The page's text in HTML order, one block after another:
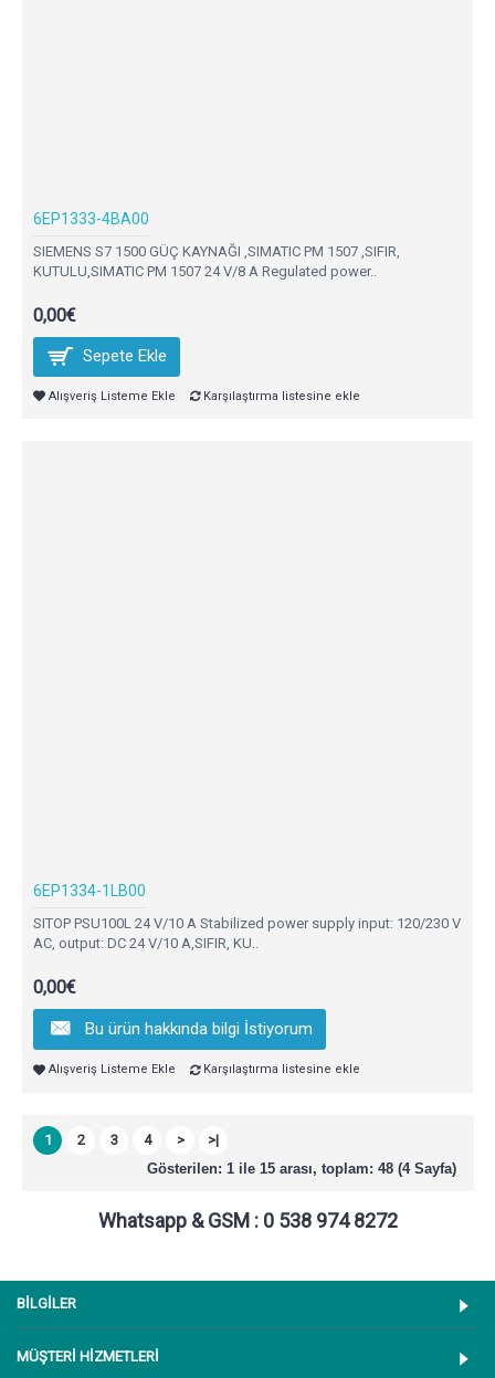
6EP1333-4BA00
SIEMENS S7 1500 GÜÇ KAYNAĞI ,SIMATIC PM 1507 ,SIFIR,
KUTULU,SIMATIC PM 1507 24 V/8 A Regulated power..
0,00€
Sepete Ekle
Alışveriş Listeme Ekle Karşılaştırma listesine ekle
6EP1334-1LB00
SITOP PSU100L 24 V/10 A Stabilized power supply input: 120/230 V
AC, output: DC 24 V/10 A,SIFIR, KU..
0,00€
Bu ürün hakkında bilgi İstiyorum
Alışveriş Listeme Ekle Karşılaştırma listesine ekle
1 2 3 4 >
>|
Gösterilen: 1 ile 15 arası, toplam: 48 (4 Sayfa)
Whatsapp & GSM : 0 538 974 8272
BİLGİLER
MÜŞTERİ HİZMETLERİ